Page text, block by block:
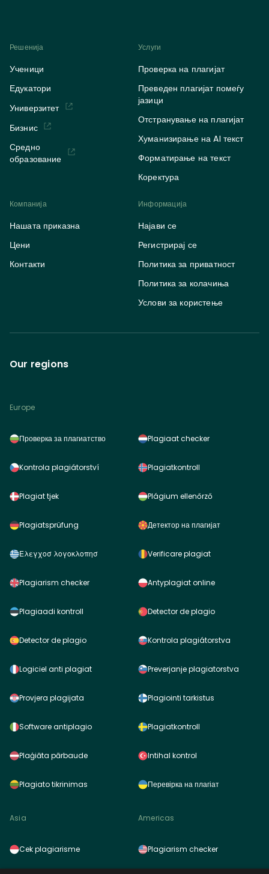
Решенија
Ученици
Едукатори
Универзитет
Бизнис
Средно
образование
Услуги
Проверка на плагијат
Преведен плагијат помеѓу
јазици
Отстранување на плагијат
Хуманизирање на AI текст
Форматирање на текст
Коректура
Компанија
Нашата приказна
Цени
Контакти
Информација
Најави се
Регистрирај се
Политика за приватност
Политика за колачиња
Услови за користење
Our regions
Europe
Проверка за плагиатство
Kontrola plagiátorství
Plagiat tjek
Plagiatsprüfung
Ελεγχοσ λογοκλοπησ
Plagiarism checker
Plagiaadi kontroll
Detector de plagio
Logiciel anti plagiat
Provjera plagijata
Software antiplagio
Plaģiāta pārbaude
Plagiato tikrinimas
Plagiaat checker
Plagiatkontroll
Plágium ellenőrző
Детектор на плагијат
Verificare plagiat
Antyplagiat online
Detector de plagio
Kontrola plagiátorstva
Preverjanje plagiatorstva
Plagiointi tarkistus
Plagiatkontroll
Intihal kontrol
Перевірка на плагіат
Asia
Cek plagiarisme
Americas
Plagiarism checker